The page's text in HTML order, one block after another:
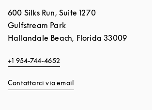
600 Silks Run, Suite 1270
Gulfstream Park
Hallandale Beach, Florida 33009
+1 954-744-4652
Contattarci via email